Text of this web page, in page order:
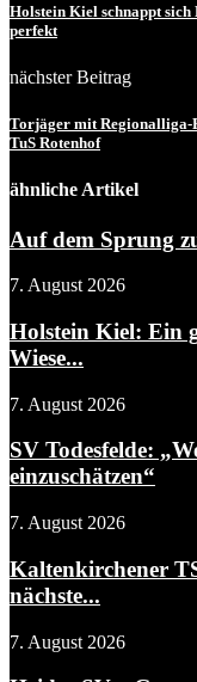
Holstein Kiel schnappt sich
perfekt
nächster Beitrag
Torjäger mit Regionalliga-
TuS Rotenhof
ähnliche Artikel
Auf dem Sprung
7. August 2026
Holstein Kiel: Ein
Wiese...
7. August 2026
SV Todesfelde:
einzuschätzen“
7. August 2026
Kaltenkirchener
nächste...
7. August 2026